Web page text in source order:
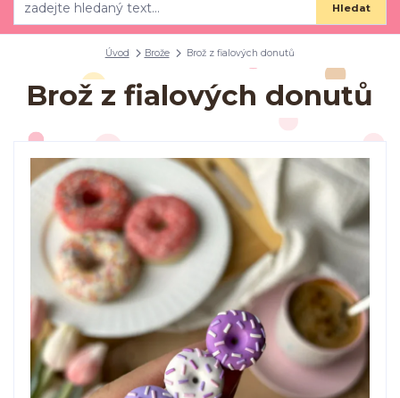
Hledat
Úvod Brože Brož z fialových donutů
Brož z fialových donutů